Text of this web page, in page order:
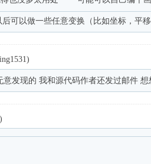
可以做一些任意变换（比如坐标，平移
意发现的 我和源代码作者还发过邮件